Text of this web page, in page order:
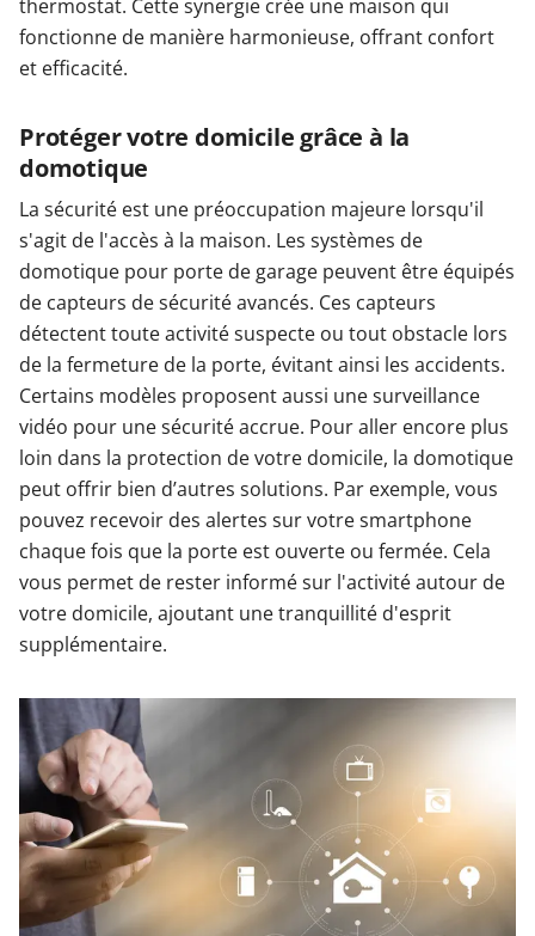
thermostat. Cette synergie crée une maison qui
fonctionne de manière harmonieuse, offrant confort
et efficacité.
Protéger votre domicile grâce à la
domotique
La sécurité est une préoccupation majeure lorsqu'il
s'agit de l'accès à la maison. Les systèmes de
domotique pour porte de garage peuvent être équipés
de capteurs de sécurité avancés. Ces capteurs
détectent toute activité suspecte ou tout obstacle lors
de la fermeture de la porte, évitant ainsi les accidents.
Certains modèles proposent aussi une surveillance
vidéo pour une sécurité accrue. Pour aller encore plus
loin dans la protection de votre domicile, la domotique
peut offrir bien d’autres solutions. Par exemple, vous
pouvez recevoir des alertes sur votre smartphone
chaque fois que la porte est ouverte ou fermée. Cela
vous permet de rester informé sur l'activité autour de
votre domicile, ajoutant une tranquillité d'esprit
supplémentaire.